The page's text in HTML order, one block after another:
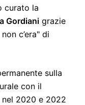
curato la
Gordiani grazie
c’era" di
sulla
con il
nel 2020 e 2022